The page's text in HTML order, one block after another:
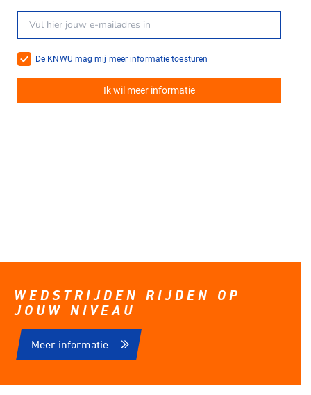
WEDSTRIJDEN RIJDEN OP
JOUW NIVEAU
Meer informatie